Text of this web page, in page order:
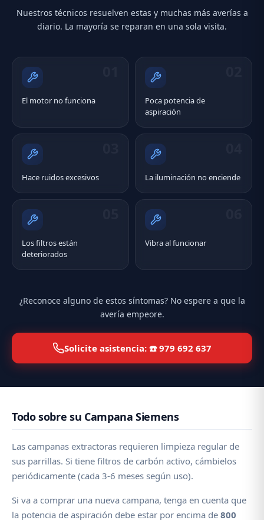
Nuestros técnicos resuelven estas y muchas más averías a
diario. La mayoría se reparan en una sola visita.
El motor no funciona
Poca potencia de
aspiración
Hace ruidos excesivos La iluminación no enciende
Los filtros están
deteriorados
Vibra al funcionar
¿Reconoce alguno de estos síntomas? No espere a que la
avería empeore.
Solicite asistencia: ☎️ 979 692 637
Todo sobre su Campana Siemens
Las campanas extractoras requieren limpieza regular de
sus parrillas. Si tiene filtros de carbón activo, cámbielos
periódicamente (cada 3-6 meses según uso).
Si va a comprar una nueva campana, tenga en cuenta que
la potencia de aspiración debe estar por encima de 800